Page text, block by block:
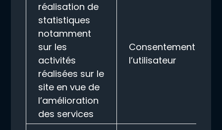
réalisation de
statistiques
notamment
sur les
activités
réalisées sur le
site en vue de
l’amélioration
des services
Consentement de
l’utilisateur